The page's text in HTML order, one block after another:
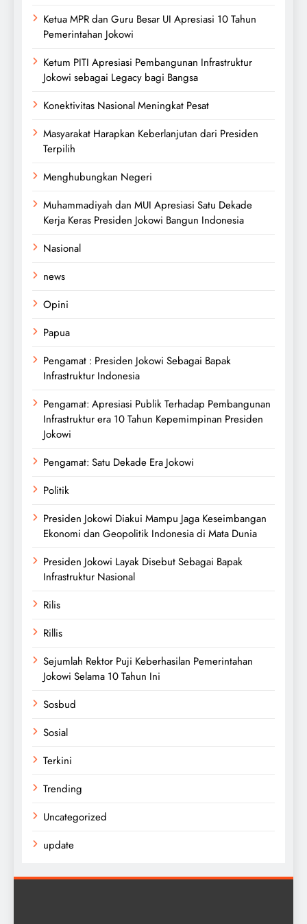
Ketua MPR dan Guru Besar UI Apresiasi 10 Tahun
Pemerintahan Jokowi
Ketum PITI Apresiasi Pembangunan Infrastruktur
Jokowi sebagai Legacy bagi Bangsa
Konektivitas Nasional Meningkat Pesat
Masyarakat Harapkan Keberlanjutan dari Presiden
Terpilih
Menghubungkan Negeri
Muhammadiyah dan MUI Apresiasi Satu Dekade
Kerja Keras Presiden Jokowi Bangun Indonesia
Nasional
news
Opini
Papua
Pengamat : Presiden Jokowi Sebagai Bapak
Infrastruktur Indonesia
Pengamat: Apresiasi Publik Terhadap Pembangunan
Infrastruktur era 10 Tahun Kepemimpinan Presiden
Jokowi
Pengamat: Satu Dekade Era Jokowi
Politik
Presiden Jokowi Diakui Mampu Jaga Keseimbangan
Ekonomi dan Geopolitik Indonesia di Mata Dunia
Presiden Jokowi Layak Disebut Sebagai Bapak
Infrastruktur Nasional
Rilis
Rillis
Sejumlah Rektor Puji Keberhasilan Pemerintahan
Jokowi Selama 10 Tahun Ini
Sosbud
Sosial
Terkini
Trending
Uncategorized
update